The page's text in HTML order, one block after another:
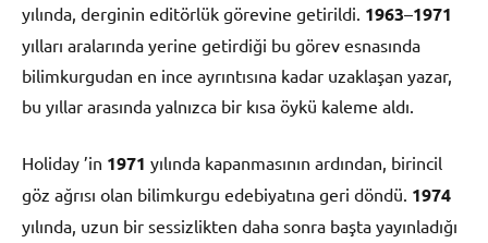
yılında, derginin editörlük görevine getirildi. 1963–1971
yılları aralarında yerine getirdiği bu görev esnasında
bilimkurgudan en ince ayrıntısına kadar uzaklaşan yazar,
bu yıllar arasında yalnızca bir kısa öykü kaleme aldı.
Holiday ’in 1971 yılında kapanmasının ardından, birincil
göz ağrısı olan bilimkurgu edebiyatına geri döndü. 1974
yılında, uzun bir sessizlikten daha sonra başta yayınladığı